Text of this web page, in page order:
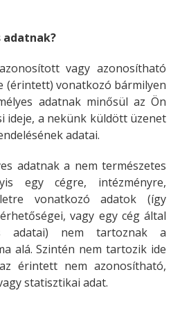
adatnak?
vagy azonosítható
(érintett) vonatkozó bármilyen
adatnak minősül az Ön
ideje, a nekünk küldött üzenet
adatai.
adatnak a nem természetes
egy cégre, intézményre,
vonatkozó adatok (így
vagy egy cég által
adatai) nem tartoznak a
alá. Szintén nem tartozik ide
érintett nem azonosítható,
statisztikai adat.